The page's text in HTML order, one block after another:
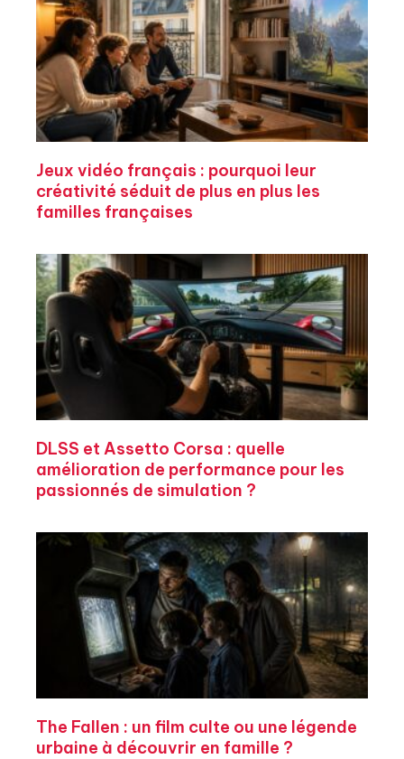
Jeux vidéo français : pourquoi leur
créativité séduit de plus en plus les
familles françaises
DLSS et Assetto Corsa : quelle
amélioration de performance pour les
passionnés de simulation ?
The Fallen : un film culte ou une légende
urbaine à découvrir en famille ?